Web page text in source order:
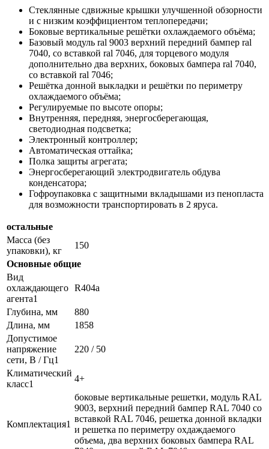
Стеклянные сдвижные крышки улучшенной обзорности
и с низким коэффициентом теплопередачи;
Боковые вертикальные решётки охлаждаемого объёма;
Базовый модуль ral 9003 верхний передний бампер ral
7040, со вставкой ral 7046, для торцевого модуля
дополнительно два верхних, боковых бампера ral 7040,
со вставкой ral 7046;
Решётка донной выкладки и решётки по периметру
охлаждаемого объёма;
Регулируемые по высоте опоры;
Внутренняя, передняя, энергосберегающая,
светодиодная подсветка;
Электронный контроллер;
Автоматическая оттайка;
Полка защиты агрегата;
Энергосберегающий электродвигатель обдува
конденсатора;
Гофроупаковка с защитными вкладышами из пенопласта
для возможности транспортировать в 2 яруса.
остальные
Масса (без
упаковки), кг
150
Основные общие
Вид
охлаждающего
агента1
R404a
Глубина, мм
880
Длина, мм
1858
Допустимое
напряжение
сети, В / Гц1
220 / 50
Климатический
класс1
4+
Комплектация1
боковые вертикальные решетки, модуль RAL
9003, верхний передний бампер RAL 7040 со
вставкой RAL 7046, решетка донной вкладки
и решетка по периметру охдаждаемого
объема, два верхних боковых бампера RAL